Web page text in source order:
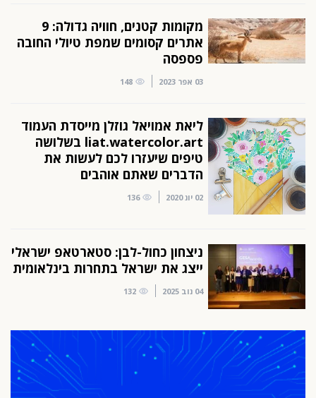
מקומות קטנים, חוויה גדולה: 9
אתרים קסומים שמפת טיולי החובה
פספסה
03 אפר 2023 148
ליאת אמויאל גוזלן מייסדת העמוד
liat.watercolor.art בשלושה
טיפים שיעזרו לכם לעשות את
הדברים שאתם אוהבים
02 יונ 2020 136
ניצחון כחול-לבן: סטארטאפ ישראלי
ייצג את ישראל בתחרות בינלאומית
04 נוב 2025 132